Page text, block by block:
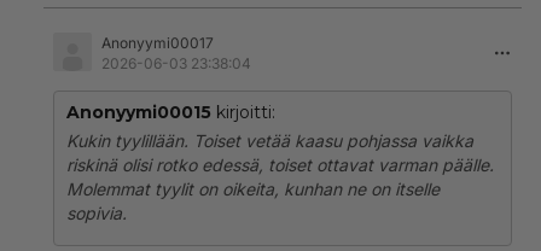
Anonyymi00017
2026-06-03 23:38:04
Anonyymi00015 kirjoitti:
Kukin tyylillään. Toiset vetää kaasu pohjassa vaikka
riskinä olisi rotko edessä, toiset ottavat varman päälle.
Molemmat tyylit on oikeita, kunhan ne on itselle
sopivia.